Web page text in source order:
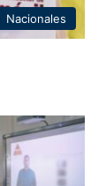
Nacionales